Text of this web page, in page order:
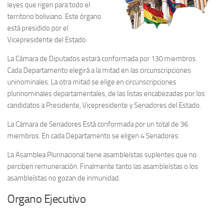
leyes que rigen para todo el
territorio boliviano. Este órgano
está presidido por el
Vicepresidente del Estado.
La Cámara de Diputados estará conformada por 130 miembros.
Cada Departamento elegirá a la mitad en las circunscripciones
uninominales. La otra mitad se elige en circunscripciones
plurinominales departamentales, de las listas encabezadas por los
candidatos a Presidente, Vicepresidente y Senadores del Estado.
La Cámara de Senadores Está conformada por un total de 36
miembros. En cada Departamento se eligen 4 Senadores.
La Asamblea Plurinacional tiene asambleístas suplentes que no
perciben remuneración. Finalmente tanto las asambleístas o los
asambleístas no gozan de inmunidad.
Organo Ejecutivo